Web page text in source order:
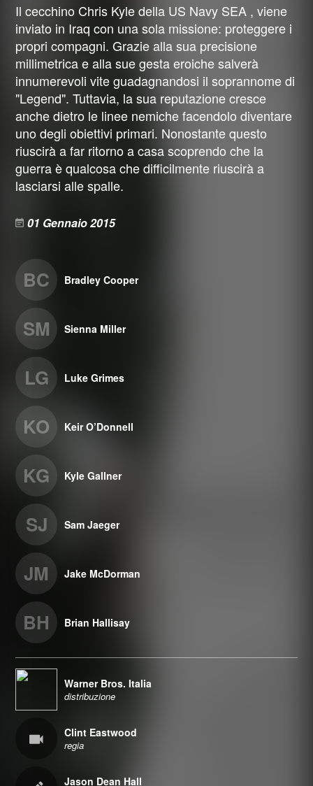
Il cecchino Chris Kyle della US Navy SEA , viene
inviato in Iraq con una sola missione: proteggere i
propri compagni. Grazie alla sua precisione
millimetrica e alla sue gesta eroiche salverà
innumerevoli vite guadagnandosi il soprannome di
"Legend". Tuttavia, la sua reputazione cresce
anche dietro le linee nemiche facendolo diventare
uno degli obiettivi primari. Nonostante questo
riuscirà a far ritorno a casa scoprendo che la
guerra è qualcosa che difficilmente riuscirà a
lasciarsi alle spalle.
01 Gennaio 2015
BC Bradley Cooper
SM Sienna Miller
LG Luke Grimes
KO Keir O’Donnell
KG Kyle Gallner
SJ Sam Jaeger
JM Jake McDorman
BH Brian Hallisay
Warner Bros. Italia
distribuzione
Clint Eastwood
regia
Jason Dean Hall